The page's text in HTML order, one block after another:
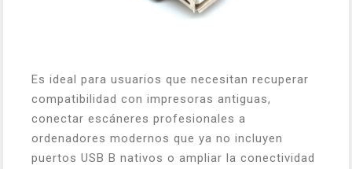
Es ideal para usuarios que necesitan recuperar
compatibilidad con impresoras antiguas,
conectar escáneres profesionales a
ordenadores modernos que ya no incluyen
puertos USB B nativos o ampliar la conectividad